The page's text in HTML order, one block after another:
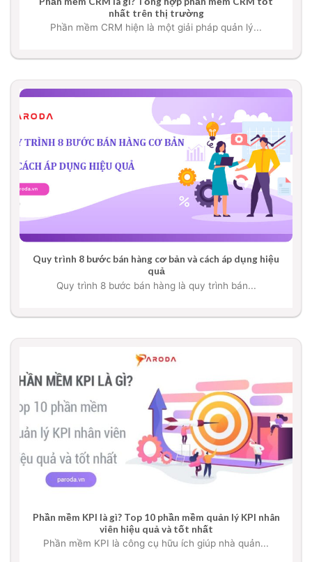
nhất trên thị trường
Phần mềm CRM hiện là một giải pháp quản lý...
Quy trình 8 bước bán hàng cơ bản và cách áp dụng hiệu
quả
Quy trình 8 bước bán hàng là quy trình bán...
Phần mềm KPI là gì? Top 10 phần mềm quản lý KPI nhân
viên hiệu quả và tốt nhất
Phần mềm KPI là công cụ hữu ích giúp nhà quản...